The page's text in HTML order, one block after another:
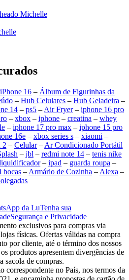
Michelle
iPhone 16 – Álbum de Figurinhas da
– Hub Celulares – Hub Geladeira –
14 – ps5 – Air Fryer– iphone 16 pro
– xbox – iphone – creatina – whey
– iphone 17 pro max – iphone 15 pro
16e – xbox series s – xiaomi –
2 – Celular– Ar Condicionado Portátil
– jbl – redmi note 14 – tenis nike
– ipad – guarda roupa –
bocas – Armário de Cozinha – Alexa –
da LuTenha sua
Segurança e Privacidade
exclusivos para compras via
físicas. Ofertas válidas na compra
por cliente, até o término dos nossos
produtos apresentem divergências de
sacola de compras.
correspondente no País, nos termos da